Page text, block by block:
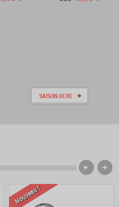
SAISON OCRE
Nouveau !